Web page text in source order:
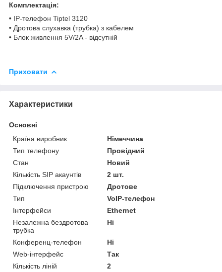
Комплектація:
• IP-телефон Tiptel 3120
• Дротова слухавка (трубка) з кабелем
• Блок живлення 5V/2A - відсутній
Приховати
Характеристики
Основні
Країна виробник
Німеччина
Тип телефону
Провідний
Стан
Новий
Кількість SIP акаунтів
2 шт.
Підключення пристрою
Дротове
Тип
VoIP-телефон
Інтерфейси
Ethernet
Незалежна бездротова
трубка
Ні
Конференц-телефон
Ні
Web-інтерфейс
Так
Кількість ліній
2